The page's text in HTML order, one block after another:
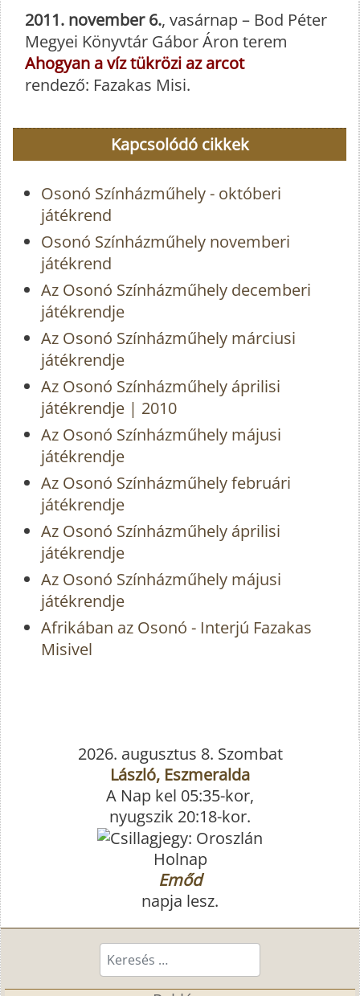
2011. november 6., vasárnap – Bod Péter
Megyei Könyvtár Gábor Áron terem
Ahogyan a víz tükrözi az arcot
rendező: Fazakas Misi.
Kapcsolódó cikkek
Osonó Színházműhely - októberi
játékrend
Osonó Színházműhely novemberi
játékrend
Az Osonó Színházműhely decemberi
játékrendje
Az Osonó Színházműhely márciusi
játékrendje
Az Osonó Színházműhely áprilisi
játékrendje | 2010
Az Osonó Színházműhely májusi
játékrendje
Az Osonó Színházműhely februári
játékrendje
Az Osonó Színházműhely áprilisi
játékrendje
Az Osonó Színházműhely májusi
játékrendje
Afrikában az Osonó - Interjú Fazakas
Misivel
2026. augusztus 8. Szombat
László, Eszmeralda
A Nap kel 05:35-kor,
nyugszik 20:18-kor.
Holnap
Emőd
napja lesz.
Keresés...